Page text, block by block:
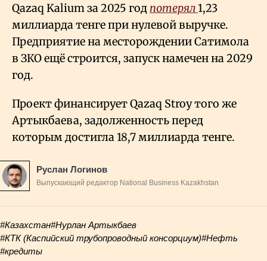
Qazaq Kalium за 2025 год потерял1,23
миллиарда тенге при нулевой выручке.
Предприятие на месторождении Сатимола
в ЗКО ещё строится, запуск намечен на 2029
год.
Проект финансирует Qazaq Stroy того же
Артыкбаева, задолженность перед
которым достигла 18,7 миллиарда тенге.
Руслан Логинов
Выпускающий редактор National Business Kazakhstan
#Казахстан#Нурлан Артыкбаев
#КТК (Каспийский трубопроводный консорциум)#Нефть
#кредиты